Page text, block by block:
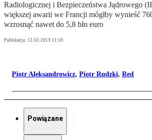
Radiologicznej i Bezpieczeństwa Jądrowego
większej awarii we Francji mógłby wynieść
wzrosnąć nawet do 5,8 bln euro
Publikacja: 12.03.2013 11:59
Piotr Aleksandrowicz, Piotr Rudzki, Red
Powiązane